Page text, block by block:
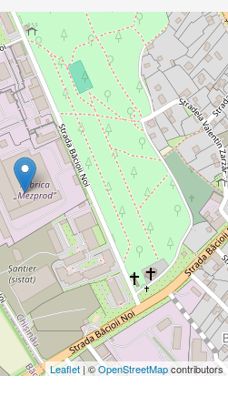
Leaflet | ©OpenStreetMapcontributors